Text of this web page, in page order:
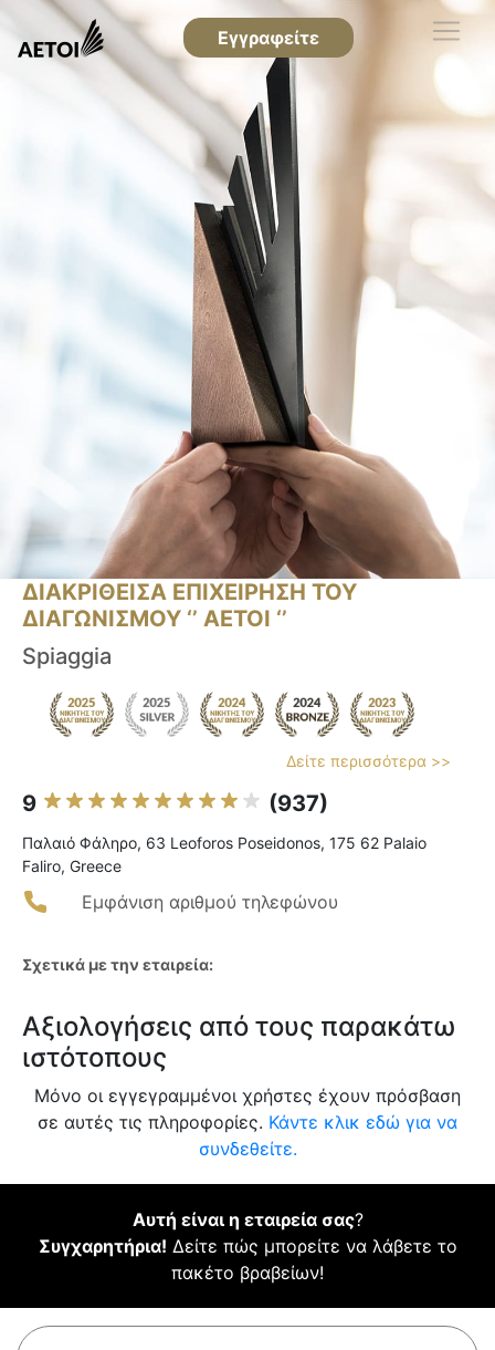
Εγγραφείτε
ΔΙΑΚΡΙΘΕΙΣΑ ΕΠΙΧΕΙΡΗΣΗ ΤΟΥ
ΔΙΑΓΩΝΙΣΜΟΥ ‘’ ΑΕΤΟΙ ‘’
Spiaggia
Δείτε περισσότερα >>
9 (937)
Παλαιό Φάληρο, 63 Leoforos Poseidonos, 175 62 Palaio
Faliro, Greece
Εμφάνιση αριθμού τηλεφώνου
Σχετικά με την εταιρεία:
Αξιολογήσεις από τους παρακάτω
ιστότοπους
Μόνο οι εγγεγραμμένοι χρήστες έχουν πρόσβαση
σε αυτές τις πληροφορίες. Κάντε κλικ εδώ για να
συνδεθείτε.
Αυτή είναι η εταιρεία σας?
Συγχαρητήρια! Δείτε πώς μπορείτε να λάβετε το
πακέτο βραβείων!